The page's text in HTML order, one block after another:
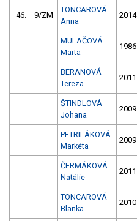
46. 9/ZM
TONCAROVÁ
Anna
2014
MULAČOVÁ
Marta
1986
BERANOVÁ
Tereza
2011
ŠTINDLOVÁ
Johana
2009
PETRILÁKOVÁ
Markéta
2009
ČERMÁKOVÁ
Natálie
2011
TONCAROVÁ
Blanka
2010